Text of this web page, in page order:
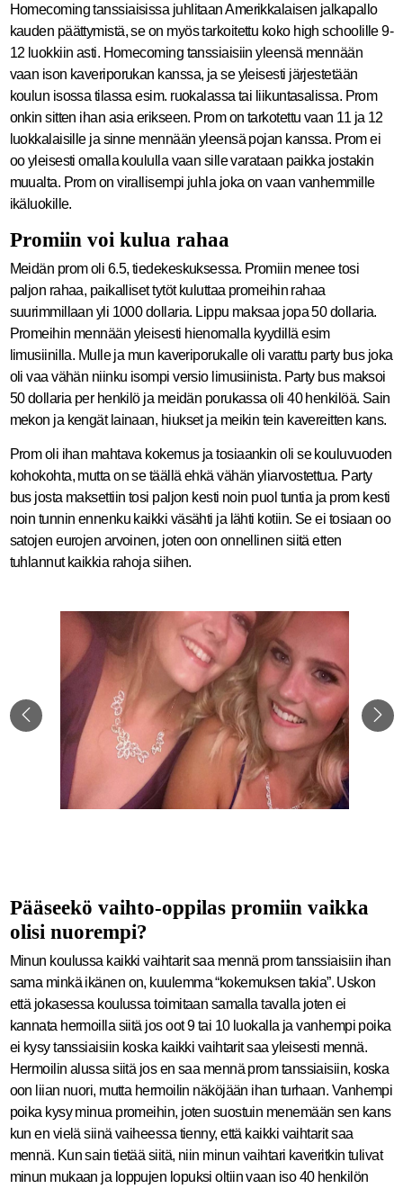
Homecoming tanssiaisissa juhlitaan Amerikkalaisen jalkapallo
kauden päättymistä, se on myös tarkoitettu koko high schoolille 9-
12 luokkiin asti. Homecoming tanssiaisiin yleensä mennään
vaan ison kaveriporukan kanssa, ja se yleisesti järjestetään
koulun isossa tilassa esim. ruokalassa tai liikuntasalissa. Prom
onkin sitten ihan asia erikseen. Prom on tarkotettu vaan 11 ja 12
luokkalaisille ja sinne mennään yleensä pojan kanssa. Prom ei
oo yleisesti omalla koululla vaan sille varataan paikka jostakin
muualta. Prom on virallisempi juhla joka on vaan vanhemmille
ikäluokille.
Promiin voi kulua rahaa
Meidän prom oli 6.5, tiedekeskuksessa. Promiin menee tosi
paljon rahaa, paikalliset tytöt kuluttaa promeihin rahaa
suurimmillaan yli 1000 dollaria. Lippu maksaa jopa 50 dollaria.
Promeihin mennään yleisesti hienomalla kyydillä esim
limusiinilla. Mulle ja mun kaveriporukalle oli varattu party bus joka
oli vaa vähän niinku isompi versio limusiinista. Party bus maksoi
50 dollaria per henkilö ja meidän porukassa oli 40 henkilöä. Sain
mekon ja kengät lainaan, hiukset ja meikin tein kavereitten kans.
Prom oli ihan mahtava kokemus ja tosiaankin oli se kouluvuoden
kohokohta, mutta on se täällä ehkä vähän yliarvostettua. Party
bus josta maksettiin tosi paljon kesti noin puol tuntia ja prom kesti
noin tunnin ennenku kaikki väsähti ja lähti kotiin. Se ei tosiaan oo
satojen eurojen arvoinen, joten oon onnellinen siitä etten
tuhlannut kaikkia rahoja siihen.
Pääseekö vaihto-oppilas promiin vaikka
olisi nuorempi?
Minun koulussa kaikki vaihtarit saa mennä prom tanssiaisiin ihan
sama minkä ikänen on, kuulemma “kokemuksen takia”. Uskon
että jokasessa koulussa toimitaan samalla tavalla joten ei
kannata hermoilla siitä jos oot 9 tai 10 luokalla ja vanhempi poika
ei kysy tanssiaisiin koska kaikki vaihtarit saa yleisesti mennä.
Hermoilin alussa siitä jos en saa mennä prom tanssiaisiin, koska
oon liian nuori, mutta hermoilin näköjään ihan turhaan. Vanhempi
poika kysy minua promeihin, joten suostuin menemään sen kans
kun en vielä siinä vaiheessa tienny, että kaikki vaihtarit saa
mennä. Kun sain tietää siitä, niin minun vaihtari kaveritkin tulivat
minun mukaan ja loppujen lopuksi oltiin vaan iso 40 henkilön